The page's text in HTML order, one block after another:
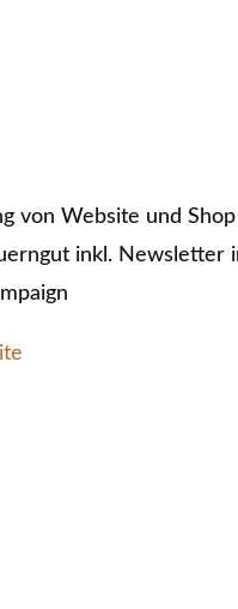
von Website und
inkl. Newsletter